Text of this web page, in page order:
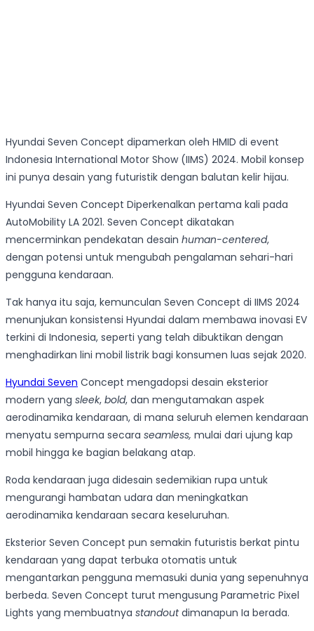
Hyundai Seven Concept dipamerkan oleh HMID di event
Indonesia International Motor Show (IIMS) 2024. Mobil konsep
ini punya desain yang futuristik dengan balutan kelir hijau.
Hyundai Seven Concept Diperkenalkan pertama kali pada
AutoMobility LA 2021. Seven Concept dikatakan
mencerminkan pendekatan desain human-centered,
dengan potensi untuk mengubah pengalaman sehari-hari
pengguna kendaraan.
Tak hanya itu saja, kemunculan Seven Concept di IIMS 2024
menunjukan konsistensi Hyundai dalam membawa inovasi EV
terkini di Indonesia, seperti yang telah dibuktikan dengan
menghadirkan lini mobil listrik bagi konsumen luas sejak 2020.
Hyundai Seven Concept mengadopsi desain eksterior
modern yang sleek, bold, dan mengutamakan aspek
aerodinamika kendaraan, di mana seluruh elemen kendaraan
menyatu sempurna secara seamless, mulai dari ujung kap
mobil hingga ke bagian belakang atap.
Roda kendaraan juga didesain sedemikian rupa untuk
mengurangi hambatan udara dan meningkatkan
aerodinamika kendaraan secara keseluruhan.
Eksterior Seven Concept pun semakin futuristis berkat pintu
kendaraan yang dapat terbuka otomatis untuk
mengantarkan pengguna memasuki dunia yang sepenuhnya
berbeda. Seven Concept turut mengusung Parametric Pixel
Lights yang membuatnya standoutdimanapun Ia berada.